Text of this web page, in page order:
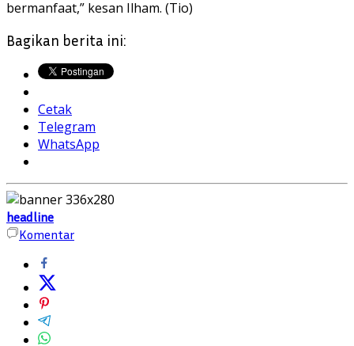
bermanfaat,” kesan Ilham. (Tio)
Bagikan berita ini:
Cetak
Telegram
WhatsApp
headline
Komentar